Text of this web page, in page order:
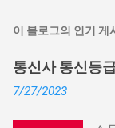
이 블로그의 인기 게
통신사 통신등
7/27/2023